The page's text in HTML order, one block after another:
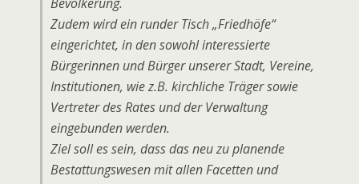
Zudem wird ein runder Tisch „Friedhöfe“
eingerichtet, in den sowohl interessierte
Bürgerinnen und Bürger unserer Stadt, Vereine,
Institutionen, wie z.B. kirchliche Träger sowie
Vertreter des Rates und der Verwaltung
eingebunden werden.
Ziel soll es sein, dass das neu zu planende
Bestattungswesen mit allen Facetten und